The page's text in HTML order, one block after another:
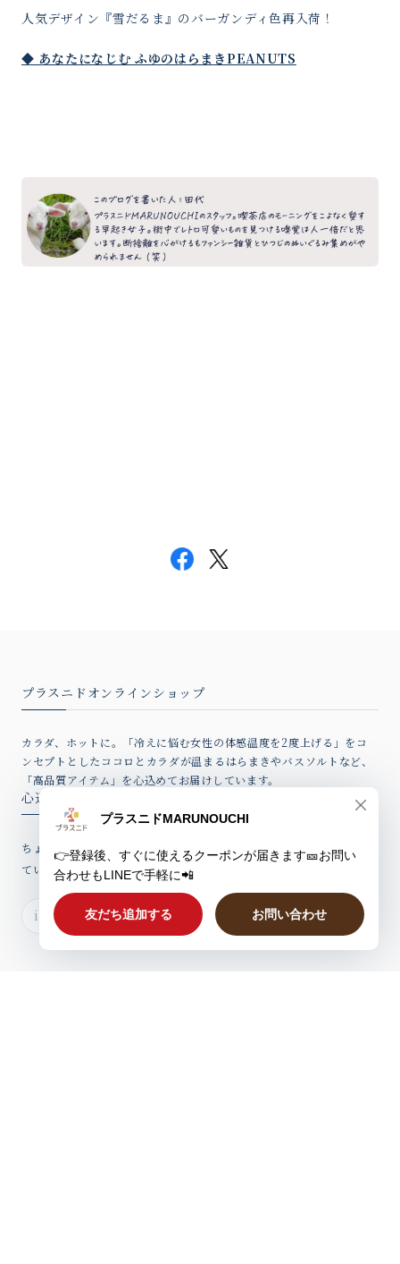
人気デザイン『雪だるま』のバーガンディ色再入荷！
◆ あなたになじむ ふゆのはらまきPEANUTS
プラスニドオンラインショップ
カラダ、ホットに。「冷えに悩む女性の体感温度を2度上げる」をコ
ンセプトとしたココロとカラダが温まるはらまきやバスソルトなど、
「高品質アイテム」を心込めてお届けしています。
心込めたウィークリーレター
ちょっとしたお話、新製品情報やお得なクーポンを心込めてお届けし
ていますのでぜひご登録ください。